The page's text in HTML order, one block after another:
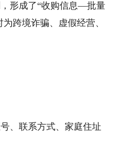
形成了“收购信息—批量
跨境诈骗、虚假经营、
、联系方式、家庭住址